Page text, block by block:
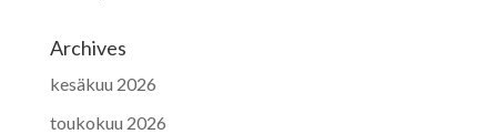
Archives
kesäkuu 2026
toukokuu 2026